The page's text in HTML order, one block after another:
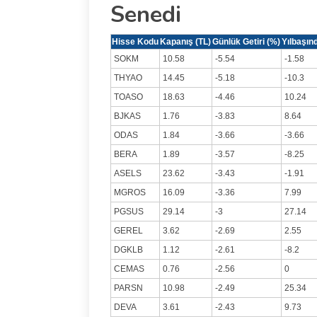
Senedi
Hisse KoduKapanış (TL)Günlük Getiri (%)
SOKM
10.58 -5.54
-1.58
THYAO
14.45 -5.18
-10.3
TOASO
18.63 -4.46
10.24
BJKAS
1.76 -3.83
8.64
ODAS
1.84 -3.66
-3.66
BERA
1.89 -3.57
-8.25
ASELS
23.62 -3.43
-1.91
MGROS
16.09 -3.36
7.99
PGSUS
29.14 -3
27.14
GEREL
3.62 -2.69
2.55
DGKLB
1.12 -2.61
-8.2
CEMAS
0.76 -2.56
0
PARSN
10.98 -2.49
25.34
DEVA
3.61 -2.43
9.73